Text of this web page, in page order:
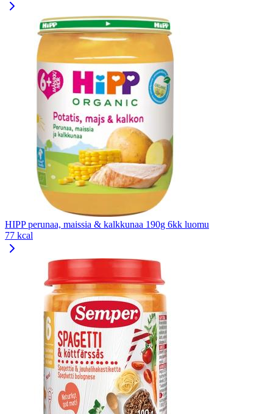
HIPP perunaa, maissia & kalkkunaa 190g 6kk luomu
77 kcal